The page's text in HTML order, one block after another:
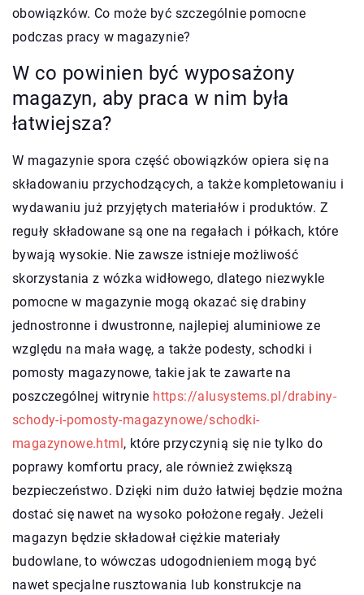
obowiązków. Co może być szczególnie pomocne
podczas pracy w magazynie?
W co powinien być wyposażony
magazyn, aby praca w nim była
łatwiejsza?
W magazynie spora część obowiązków opiera się na
składowaniu przychodzących, a także kompletowaniu i
wydawaniu już przyjętych materiałów i produktów. Z
reguły składowane są one na regałach i półkach, które
bywają wysokie. Nie zawsze istnieje możliwość
skorzystania z wózka widłowego, dlatego niezwykle
pomocne w magazynie mogą okazać się drabiny
jednostronne i dwustronne, najlepiej aluminiowe ze
względu na mała wagę, a także podesty, schodki i
pomosty magazynowe, takie jak te zawarte na
poszczególnej witrynie https://alusystems.pl/drabiny-
schody-i-pomosty-magazynowe/schodki-
magazynowe.html, które przyczynią się nie tylko do
poprawy komfortu pracy, ale również zwiększą
bezpieczeństwo. Dzięki nim dużo łatwiej będzie można
dostać się nawet na wysoko położone regały. Jeżeli
magazyn będzie składował ciężkie materiały
budowlane, to wówczas udogodnieniem mogą być
nawet specjalne rusztowania lub konstrukcje na